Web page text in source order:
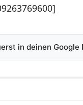
in deinen Google